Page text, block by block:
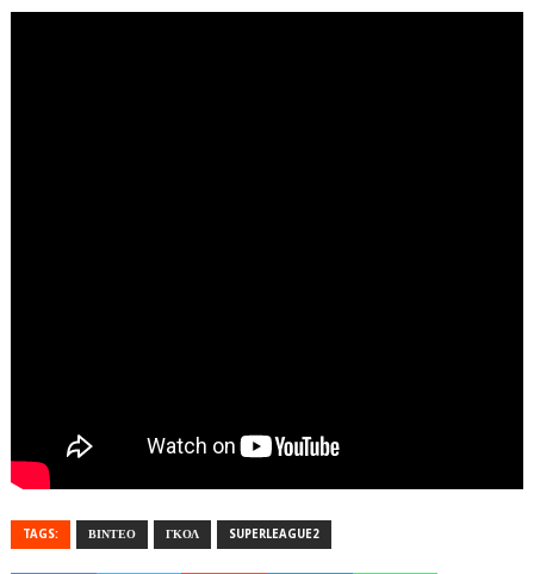
TAGS: ΒΙΝΤΕΟ ΓΚΟΛ SUPERLEAGUE2